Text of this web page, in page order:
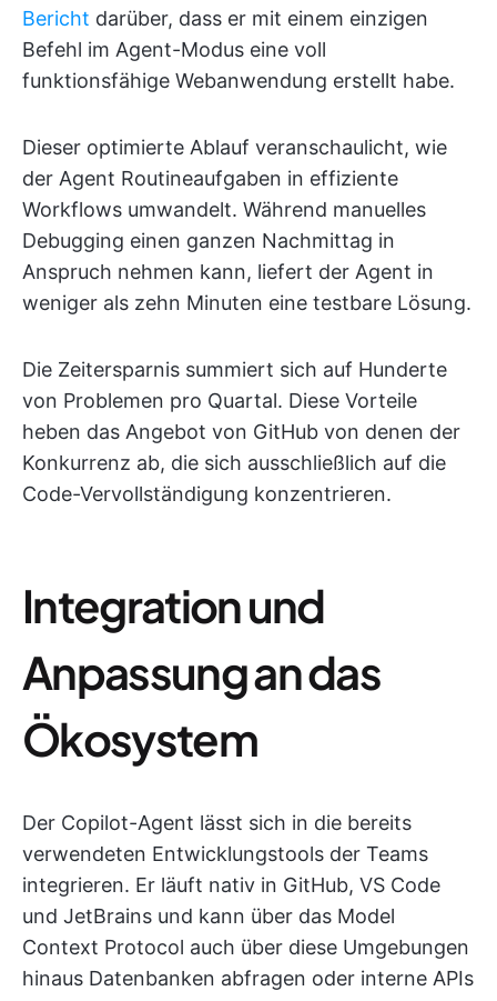
Bericht darüber, dass er mit einem einzigen
Befehl im Agent-Modus eine voll
funktionsfähige Webanwendung erstellt habe.
Dieser optimierte Ablauf veranschaulicht, wie
der Agent Routineaufgaben in effiziente
Workflows umwandelt. Während manuelles
Debugging einen ganzen Nachmittag in
Anspruch nehmen kann, liefert der Agent in
weniger als zehn Minuten eine testbare Lösung.
Die Zeitersparnis summiert sich auf Hunderte
von Problemen pro Quartal. Diese Vorteile
heben das Angebot von GitHub von denen der
Konkurrenz ab, die sich ausschließlich auf die
Code-Vervollständigung konzentrieren.
Integration und
Anpassung an das
Ökosystem
Der Copilot-Agent lässt sich in die bereits
verwendeten Entwicklungstools der Teams
integrieren. Er läuft nativ in GitHub, VS Code
und JetBrains und kann über das Model
Context Protocol auch über diese Umgebungen
hinaus Datenbanken abfragen oder interne APIs